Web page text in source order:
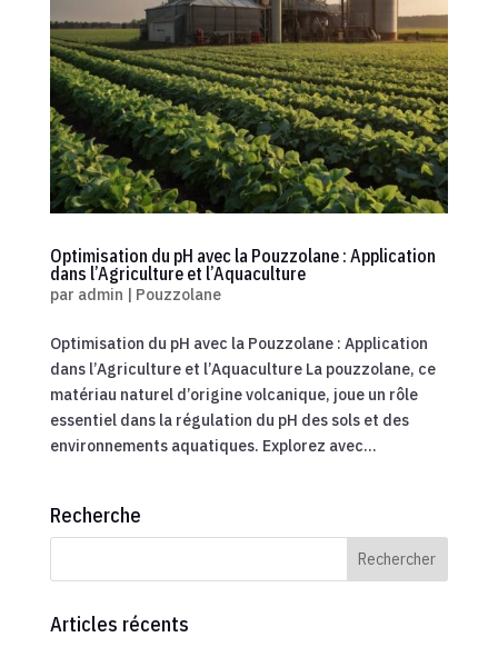
Optimisation du pH avec la Pouzzolane : Application
dans l’Agriculture et l’Aquaculture
par admin Pouzzolane
Optimisation du pH avec la Pouzzolane : Application
dans l’Agriculture et l’Aquaculture La pouzzolane, ce
matériau naturel d’origine volcanique, joue un rôle
essentiel dans la régulation du pH des sols et des
environnements aquatiques. Explorez avec...
Recherche
Articles récents